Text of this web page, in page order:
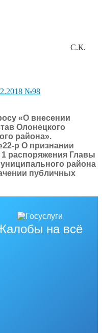
С.К.
№98
«О внесении
Олонецкого
района».
р О признании
распоряжения Главы
района
публичных
на всё